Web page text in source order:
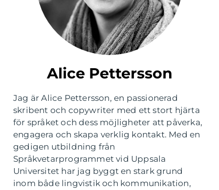
Alice Pettersson
Jag är Alice Pettersson, en passionerad
skribent och copywriter med ett stort hjärta
för språket och dess möjligheter att påverka,
engagera och skapa verklig kontakt. Med en
gedigen utbildning från
Språkvetarprogrammet vid Uppsala
Universitet har jag byggt en stark grund
inom både lingvistik och kommunikation,